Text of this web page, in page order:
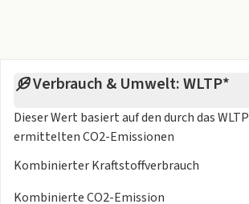
- Head-up-Display (Frontsichtanzeige)
- Heckklappenöffnung elektr.
- Hybrid 176 kW (Motor 1.6 Ltr. - 132 kW)
- Innenraumbeleuchtung LED
Verbrauch & Umwelt: WLTP*
Dieser Wert basiert auf den durch das
ermittelten CO2-Emissionen
Kombinierter Kraftstoffverbrauch
Kombinierte CO2-Emission